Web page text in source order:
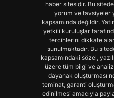
haber sitesidir. Bu
yorum ve tavsiyeler
kapsamında değildir.
yetkili kuruluşlar
tercihlerini dikkate
sunulmaktadır. Bu
kapsamındaki sözel,
üzere tüm bilgi ve
dayanak oluşturması
teminat, garanti
edinilmesi amacıyla